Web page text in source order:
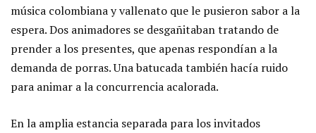
música colombiana y vallenato que le pusieron sabor a la
espera. Dos animadores se desgañitaban tratando de
prender a los presentes, que apenas respondían a la
demanda de porras. Una batucada también hacía ruido
para animar a la concurrencia acalorada.
En la amplia estancia separada para los invitados